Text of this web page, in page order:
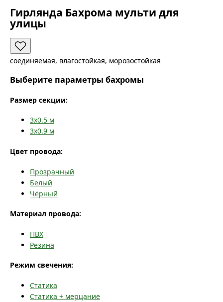
Гирлянда Бахрома мульти для
улицы
соединяемая, влагостойкая, морозостойкая
Выберите параметры бахромы
Размер секции:
3x0.5 м
3x0.9 м
Цвет провода:
Прозрачный
Белый
Чёрный
Материал провода:
ПВХ
Резина
Режим свечения:
Статика
Статика + мерцание